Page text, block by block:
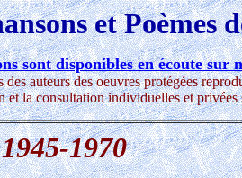
et Poèmes
sont disponibles en écoute sur
auteurs des oeuvres protégées
et la consultation individuelles et privées
1970